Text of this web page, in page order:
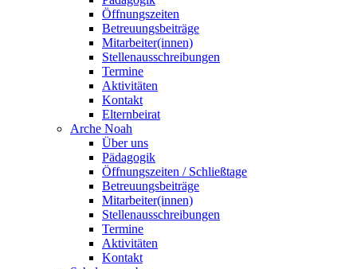
Öffnungszeiten
Betreuungsbeiträge
Mitarbeiter(innen)
Stellenausschreibungen
Termine
Aktivitäten
Kontakt
Elternbeirat
Arche Noah
Über uns
Pädagogik
Öffnungszeiten / Schließtage
Betreuungsbeiträge
Mitarbeiter(innen)
Stellenausschreibungen
Termine
Aktivitäten
Kontakt